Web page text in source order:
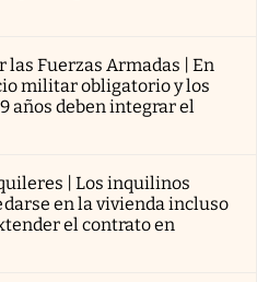
las Fuerzas Armadas | En
militar obligatorio y los
años deben integrar el
| Los inquilinos
en la vivienda incluso
el contrato en